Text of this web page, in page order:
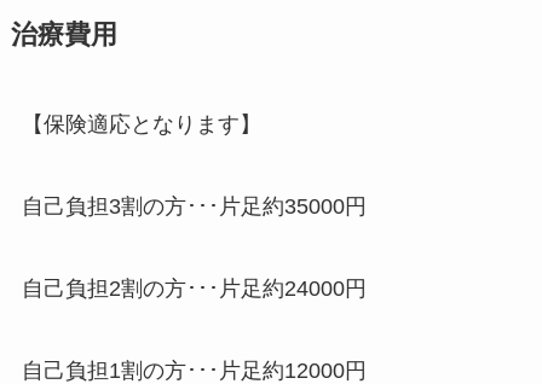
治療費用
【保険適応となります】
自己負担3割の方･･･片足約35000円
自己負担2割の方･･･片足約24000円
自己負担1割の方･･･片足約12000円